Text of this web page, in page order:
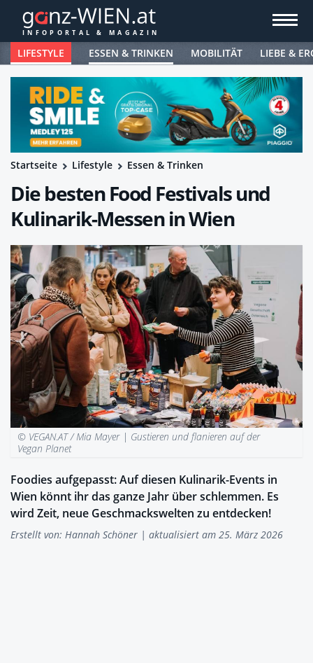
LIFESTYLE ESSEN & TRINKEN MOBILITÄT LIEBE &
Startseite Lifestyle Essen & Trinken
Die besten Food Festivals und
Kulinarik-Messen in Wien
© VEGAN.AT / Mia Mayer | Gustieren und flanieren auf der
Vegan Planet
Foodies aufgepasst: Auf diesen Kulinarik-Events in
Wien könnt ihr das ganze Jahr über schlemmen. Es
wird Zeit, neue Geschmackswelten zu entdecken!
Erstellt von: Hannah Schöner | aktualisiert am 25. März 2026